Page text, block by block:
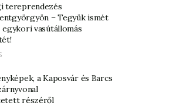
tereprendezés
– Tegyük ismét
egykori vasútállomás
a Kaposvár és Barcs
részéről